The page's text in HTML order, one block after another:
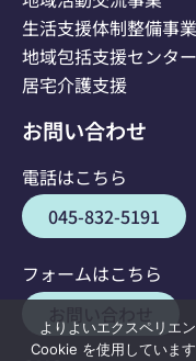
生活支援体制整備事業
地域包括支援センター
居宅介護支援
お問い合わせ
電話はこちら
045-832-5191
フォームはこちら
よりよいエクスペリエ
Cookie を使用していま